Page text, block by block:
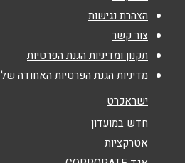
נושא*
אנא חזרו אלי בקשר ל...
הצהרת נגישות
צור קשר
תקנון ומדיניות הגנת הפרטיות
מדיניות הגנת הפרטיות האחודה של
ישראכרט
חדש במועדון
אטרקציות